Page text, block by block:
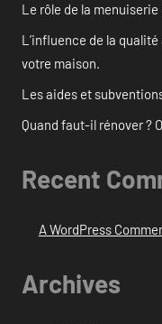
Le rôle de la
L’influence de la
votre maison.
Les aides et
Quand faut-il rénover ?
Recent
A WordPress
Archives